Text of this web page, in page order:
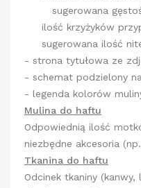
sugerowana
ilość krzyżyków
sugerowana ilość
- strona tytułowa ze
- schemat podzielony
- legenda kolorów
Mulina do haftu
Odpowiednią ilość
niezbędne akcesoria
Tkanina do haftu
Odcinek tkaniny